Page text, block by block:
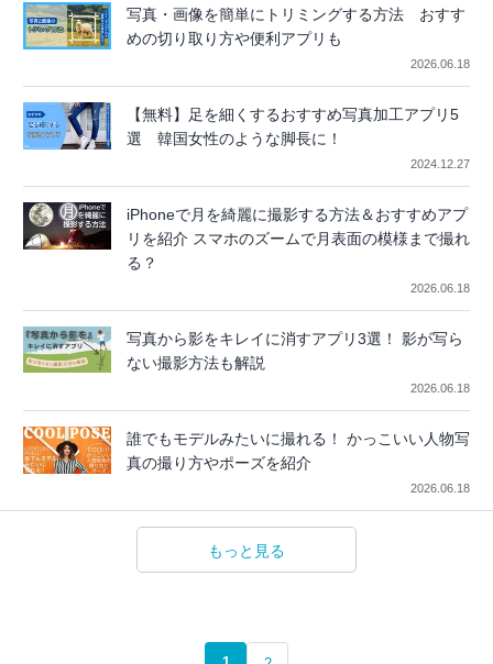
写真・画像を簡単にトリミングする方法 おすす
めの切り取り方や便利アプリも
2026.06.18
【無料】足を細くするおすすめ写真加工アプリ5
選 韓国女性のような脚長に！
2024.12.27
iPhoneで月を綺麗に撮影する方法＆おすすめアプ
リを紹介 スマホのズームで月表面の模様まで撮れ
る？
2026.06.18
写真から影をキレイに消すアプリ3選！ 影が写ら
ない撮影方法も解説
2026.06.18
誰でもモデルみたいに撮れる！ かっこいい人物写
真の撮り方やポーズを紹介
2026.06.18
もっと見る